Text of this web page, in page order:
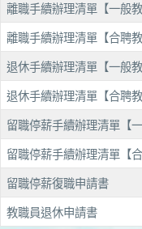
離職手續辦理清單【一般教
離職手續辦理清單【合聘教
退休手續辦理清單【一般教
退休手續辦理清單【合聘教
留職停薪手續辦理清單【
留職停薪手續辦理清單【
留職停薪復職申請書
教職員退休申請書